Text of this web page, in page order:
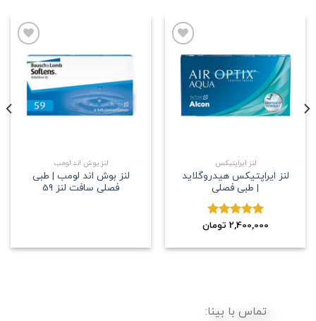
مندی
لنز ایراپتیکس
لنز ایراپتیکس هیدروگلاید
| طبی فصلی
نمره5.002,400,000 تومان
علاقه
مندی
لنز بوش اند لومب
لنز بوش اند لومب | طبی
فصلی سافت لنز 59
تماس با بینا: